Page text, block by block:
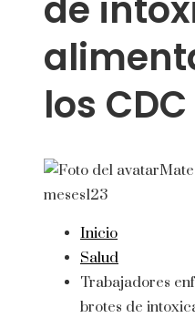
los CDC
meses123
Inicio
Salud
Trabajadores
brotes de